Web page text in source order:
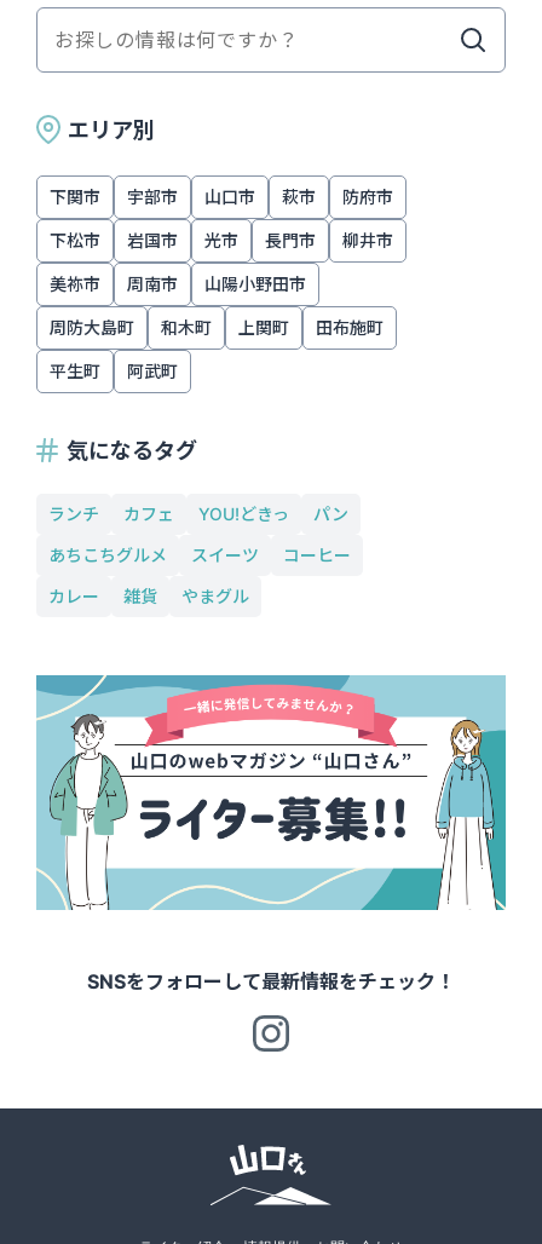
エリア別
下関市 宇部市 山口市 萩市 防府市
下松市 岩国市 光市 長門市 柳井市
美祢市 周南市 山陽小野田市
周防大島町 和木町 上関町 田布施町
平生町 阿武町
気になるタグ
ランチ カフェ YOU!どきっ
パン
あちこちグルメ
スイーツ
コーヒー
カレー
雑貨 やまグル
SNSをフォローして最新情報をチェック！